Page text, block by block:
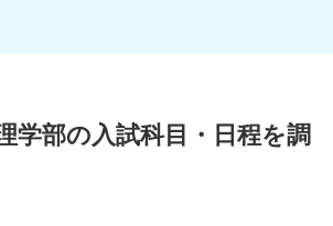
学部の入試科目・日程を調